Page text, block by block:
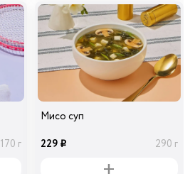
170 г
Мисо суп
229 i 290 г